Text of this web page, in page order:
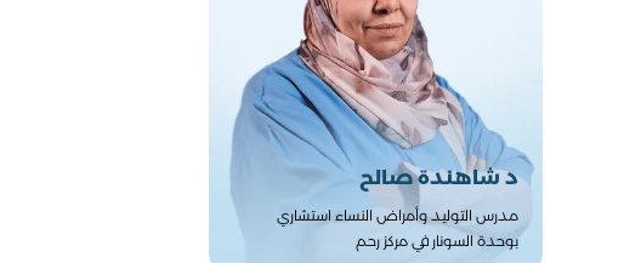
د شاهندة صالح
مدرس التوليد وأمراض النساء استشاري
بوحدة السونار في مركز رحم